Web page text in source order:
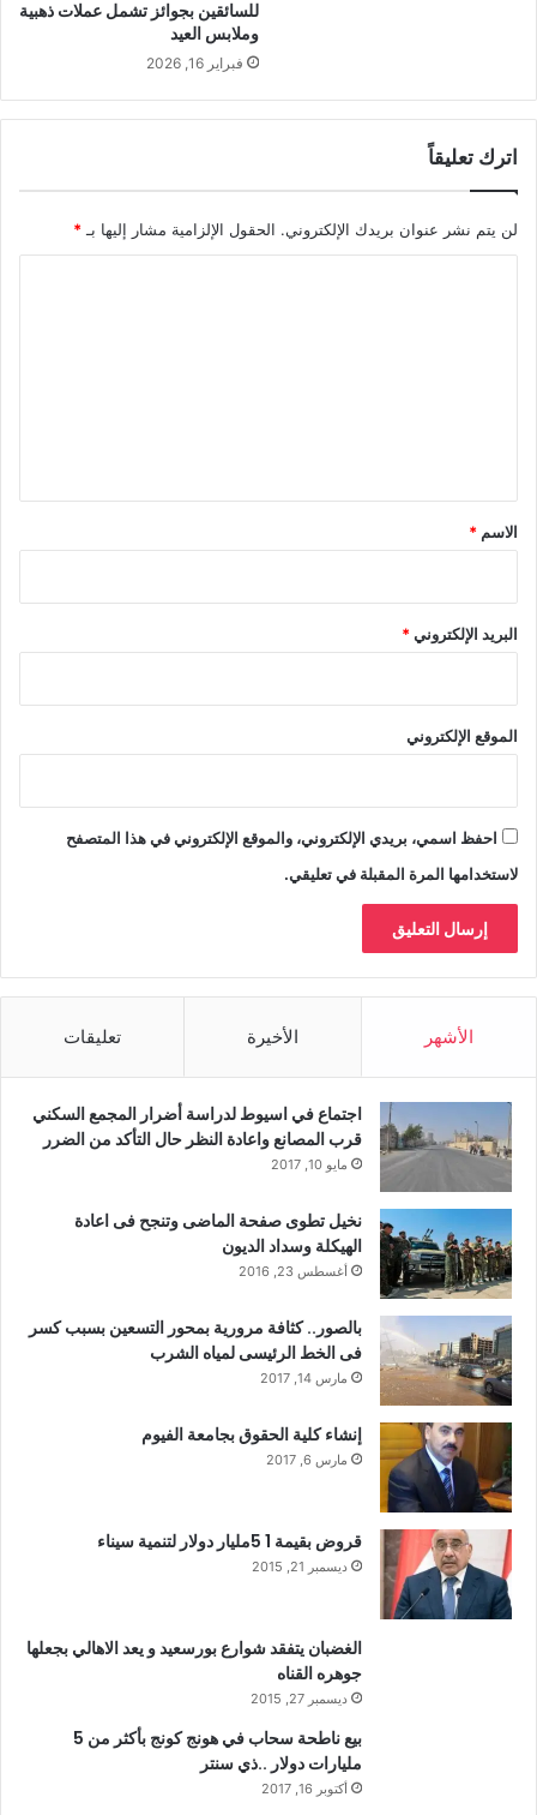
للسائقين بجوائز تشمل عملات ذهبية
وملابس العيد
فبراير 16, 2026
اترك تعليقاً
لن يتم نشر عنوان بريدك الإلكتروني. الحقول الإلزامية مشار إليها بـ *
*
الاسم *
البريد الإلكتروني*
الموقع الإلكتروني
احفظ اسمي، بريدي الإلكتروني، والموقع الإلكتروني في هذا المتصفح
لاستخدامها المرة المقبلة في تعليقي.
الأشهر الأخيرة تعليقات
اجتماع في اسيوط لدراسة أضرار المجمع السكني
قرب المصانع واعادة النظر حال التأكد من الضرر
مايو 10, 2017
نخيل تطوى صفحة الماضى وتنجح فى اعادة
الهيكلة وسداد الديون
أغسطس 23, 2016
بالصور.. كثافة مرورية بمحور التسعين بسبب كسر
فى الخط الرئيسى لمياه الشرب
مارس 14, 2017
إنشاء كلية الحقوق بجامعة الفيوم
مارس 6, 2017
قروض بقيمة 1 5مليار دولار لتنمية سيناء
ديسمبر 21, 2015
الغضبان يتفقد شوارع بورسعيد و يعد الاهالي بجعلها
جوهره القناه
ديسمبر 27, 2015
بيع ناطحة سحاب في هونج كونج بأكثر من 5
مليارات دولار ..ذي سنتر
أكتوبر 16, 2017